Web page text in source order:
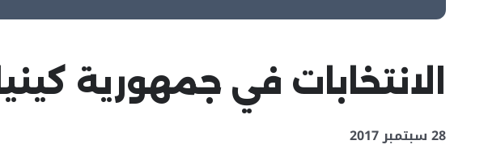
الانتخابات في جمهورية كينيا
28 سبتمبر 2017